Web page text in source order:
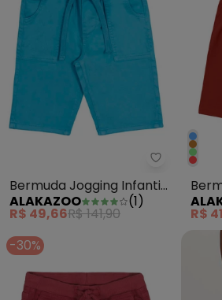
Alakazoo
Bermuda Jogging Infantil
Sarja Elastano Azul
ALAKAZOO (1)
R$ 49,66R$ 141,90 R$
-30%